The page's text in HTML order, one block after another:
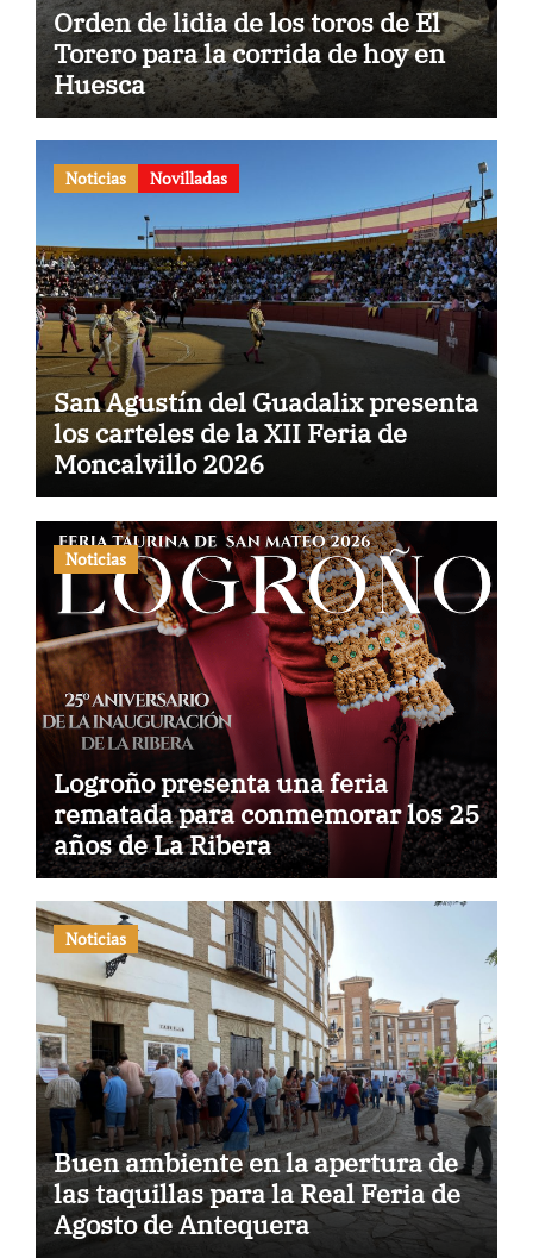
Orden de lidia de los toros de El
Torero para la corrida de hoy en
Huesca
Noticias Novilladas
San Agustín del Guadalix presenta
los carteles de la XII Feria de
Moncalvillo 2026
Noticias
Logroño presenta una feria
rematada para conmemorar los 25
años de La Ribera
Noticias
Buen ambiente en la apertura de
las taquillas para la Real Feria de
Agosto de Antequera